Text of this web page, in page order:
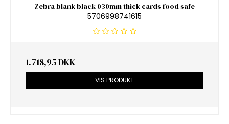
Zebra blank black 030mm thick cards food safe
5706998741615
1.718,95 DKK
VIS PRODUKT